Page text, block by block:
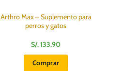
Arthro Max – Suplemento para
perros y gatos
S/.133.90
Comprar